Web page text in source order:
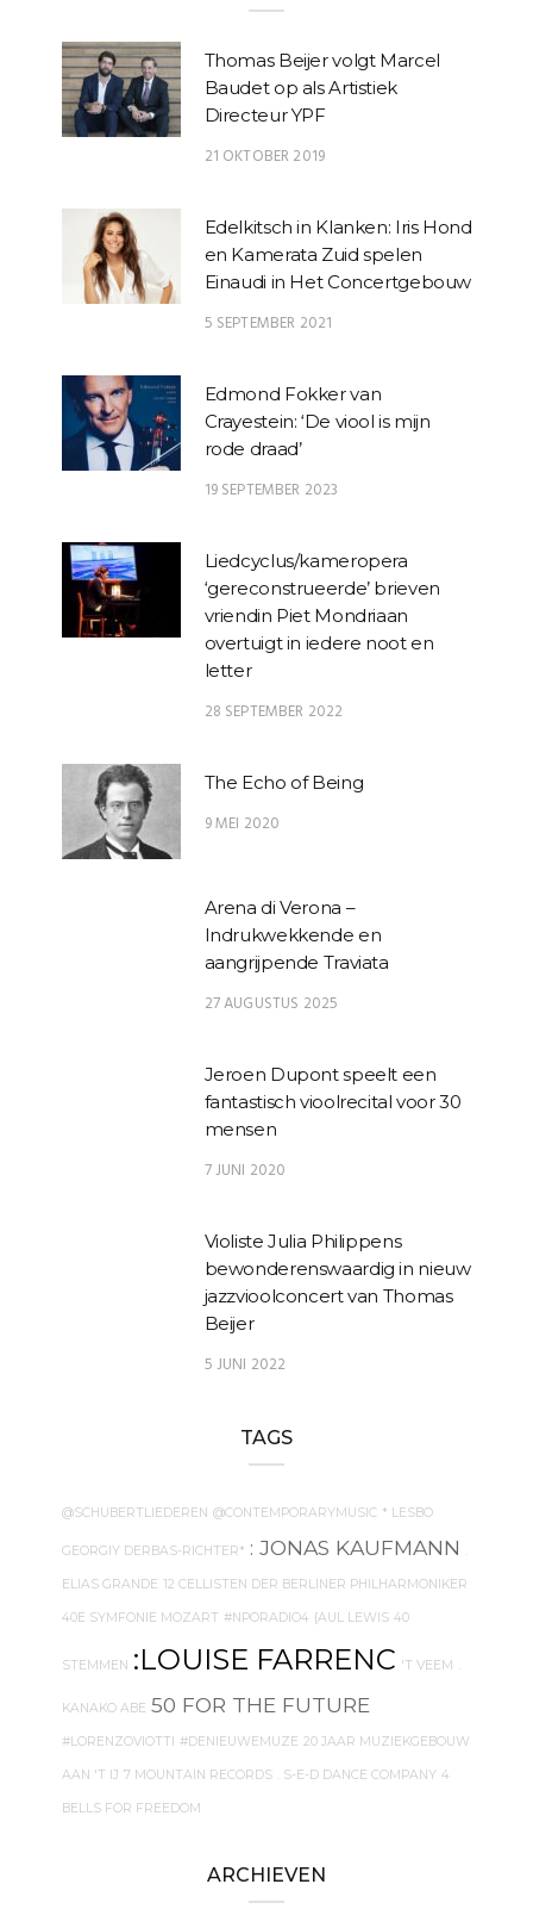
Thomas Beijer volgt Marcel
Baudet op als Artistiek
Directeur YPF
21 OKTOBER 2019
Edelkitsch in Klanken: Iris Hond
en Kamerata Zuid spelen
Einaudi in Het Concertgebouw
5 SEPTEMBER 2021
Edmond Fokker van
Crayestein: ‘De viool is mijn
rode draad’
19 SEPTEMBER 2023
Liedcyclus/kameropera
‘gereconstrueerde’ brieven
vriendin Piet Mondriaan
overtuigt in iedere noot en
letter
28 SEPTEMBER 2022
The Echo of Being
9 MEI 2020
Arena di Verona –
Indrukwekkende en
aangrijpende Traviata
27 AUGUSTUS 2025
Jeroen Dupont speelt een
fantastisch vioolrecital voor 30
mensen
7 JUNI 2020
Violiste Julia Philippens
bewonderenswaardig in nieuw
jazzvioolconcert van Thomas
Beijer
5 JUNI 2022
TAGS
@SCHUBERTLIEDEREN @CONTEMPORARYMUSIC * LESBO
GEORGIY DERBAS-RICHTER* : JONAS KAUFMANN
ELIAS GRANDE 12 CELLISTEN DER BERLINER PHILHARMONIKER
40E SYMFONIE MOZART #NPORADIO4 {AUL LEWIS 40
STEMMEN :LOUISE FARRENC 'T VEEM
KANAKO ABE 50 FOR THE FUTURE
#LORENZOVIOTTI #DENIEUWEMUZE 20 JAAR MUZIEKGEBOUW
AAN 'T IJ 7 MOUNTAIN RECORDS . S-E-D DANCE COMPANY 4
BELLS FOR FREEDOM
ARCHIEVEN